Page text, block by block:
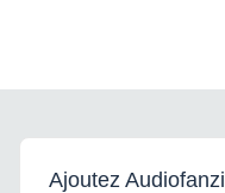
Ajoutez